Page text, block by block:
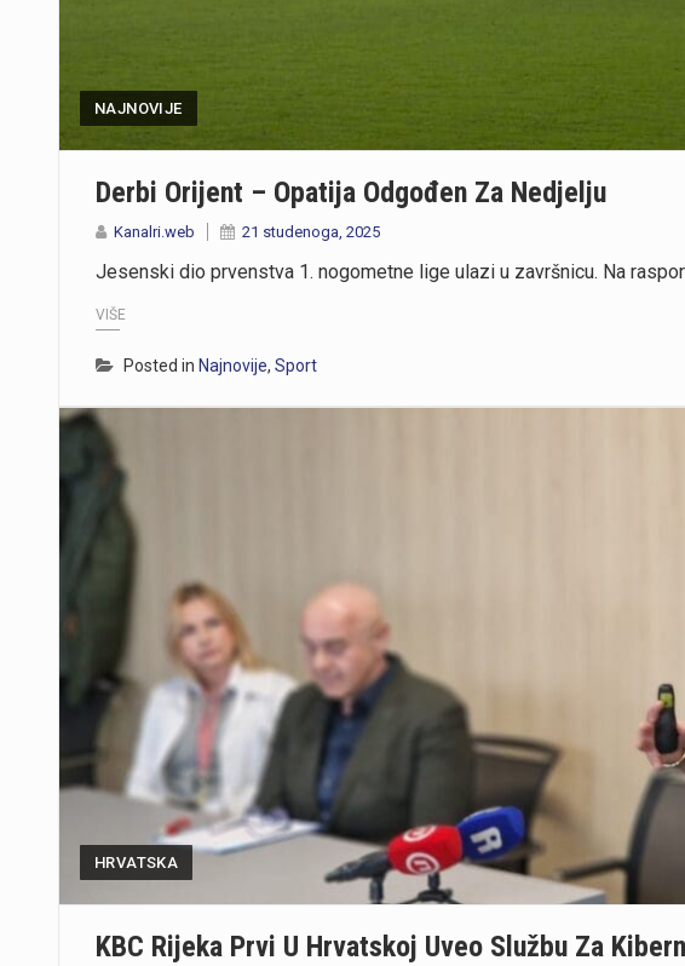
NAJNOVIJE
Derbi Orijent – Opatija Odgođen Za Nedjelju
Kanalri.web 21 studenoga, 2025
Jesenski dio prvenstva 1. nogometne lige ulazi u završnicu. Na
VIŠE
Posted in Najnovije, Sport
HRVATSKA
KBC Rijeka Prvi U Hrvatskoj Uveo Službu Za